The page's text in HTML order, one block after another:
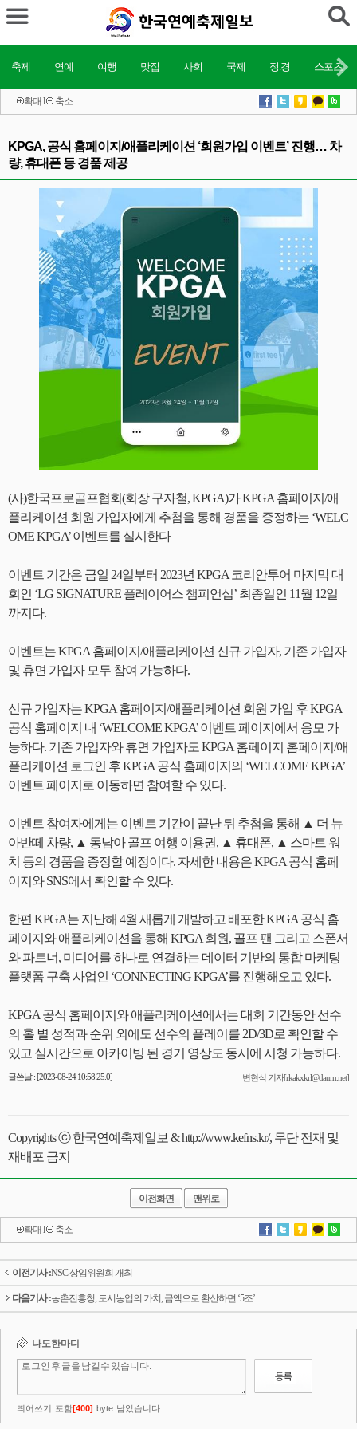
축제 연예 여행 맛집 사회 국제 정.경 스포츠
확대 l 축소
KPGA, 공식 홈페이지/애플리케이션 ‘회원가입 이벤트’ 진행… 차
량, 휴대폰 등 경품 제공
(사)한국프로골프협회(회장 구자철, KPGA)가 KPGA 홈페이지/애
플리케이션 회원 가입자에게 추첨을 통해 경품을 증정하는 ‘WELC
OME KPGA’ 이벤트를 실시한다
이벤트 기간은 금일 24일부터 2023년 KPGA 코리안투어 마지막 대
회인 ‘LG SIGNATURE 플레이어스 챔피언십’ 최종일인 11월 12일
까지다.
이벤트는 KPGA 홈페이지/애플리케이션 신규 가입자, 기존 가입자
및 휴면 가입자 모두 참여 가능하다.
신규 가입자는 KPGA 홈페이지/애플리케이션 회원 가입 후 KPGA
공식 홈페이지 내 ‘WELCOME KPGA’ 이벤트 페이지에서 응모 가
능하다. 기존 가입자와 휴면 가입자도 KPGA 홈페이지 홈페이지/애
플리케이션 로그인 후 KPGA 공식 홈페이지의 ‘WELCOME KPGA’
이벤트 페이지로 이동하면 참여할 수 있다.
이벤트 참여자에게는 이벤트 기간이 끝난 뒤 추첨을 통해 ▲ 더 뉴
아반떼 차량, ▲ 동남아 골프 여행 이용권, ▲ 휴대폰, ▲ 스마트 워
치 등의 경품을 증정할 예정이다. 자세한 내용은 KPGA 공식 홈페
이지와 SNS에서 확인할 수 있다.
한편 KPGA는 지난해 4월 새롭게 개발하고 배포한 KPGA 공식 홈
페이지와 애플리케이션을 통해 KPGA 회원, 골프 팬 그리고 스폰서
와 파트너, 미디어를 하나로 연결하는 데이터 기반의 통합 마케팅
플랫폼 구축 사업인 ‘CONNECTING KPGA’를 진행해오고 있다.
KPGA 공식 홈페이지와 애플리케이션에서는 대회 기간동안 선수
의 홀 별 성적과 순위 외에도 선수의 플레이를 2D/3D로 확인할 수
있고 실시간으로 아카이빙 된 경기 영상도 동시에 시청 가능하다.
글쓴날 : [2023-08-24 10:58:25.0] 변현식 기자[rkakxkrl@daum.net]
Copyrights ⓒ 한국연예축제일보 & http://www.kefns.kr/, 무단 전재 및
재배포 금지
이전화면 맨위로
확대l 축소
이전기사 :NSC 상임위원회 개최
다음기사 :농촌진흥청, 도시농업의 가치, 금액으로 환산하면 ‘5조’